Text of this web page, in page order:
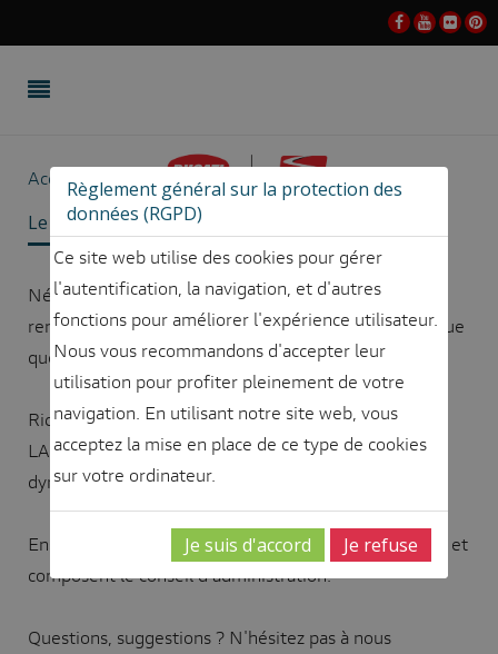
Accueil Qui sommes-nous ? Staff
Le Staff
Né en 2004, notre club n'a cessé d'accroître sa
renommée auprès des Ducatisti et ce, tant en Belgique
que sur le plan international.
Riches d'une expérience de près de 20 ans, Frédéric
LAURENT et son équipe placent leur passion et leur
dynamisme au service du club et de ses membres.
Ensemble, ils assurent la gestion quotidienne du club et
composent le conseil d'administration.
Questions, suggestions ? N'hésitez pas à nous
Règlement général sur la protection des
données (RGPD)
Ce site web utilise des cookies pour gérer
l'autentification, la navigation, et d'autres
fonctions pour améliorer l'expérience utilisateur.
Nous vous recommandons d'accepter leur
utilisation pour profiter pleinement de votre
navigation. En utilisant notre site web, vous
acceptez la mise en place de ce type de cookies
sur votre ordinateur.
Je suis d'accord Je refuse